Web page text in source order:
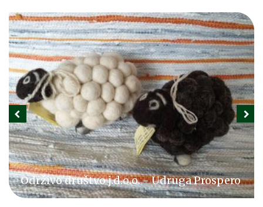
Bistro Ribič